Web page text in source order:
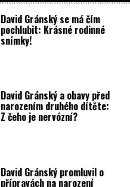
David Gránský se má čím
pochlubit: Krásné rodinné
snímky!
David Gránský a obavy před
narozením druhého dítěte:
Z čeho je nervózní?
David Gránský promluvil o
přípravách na narození